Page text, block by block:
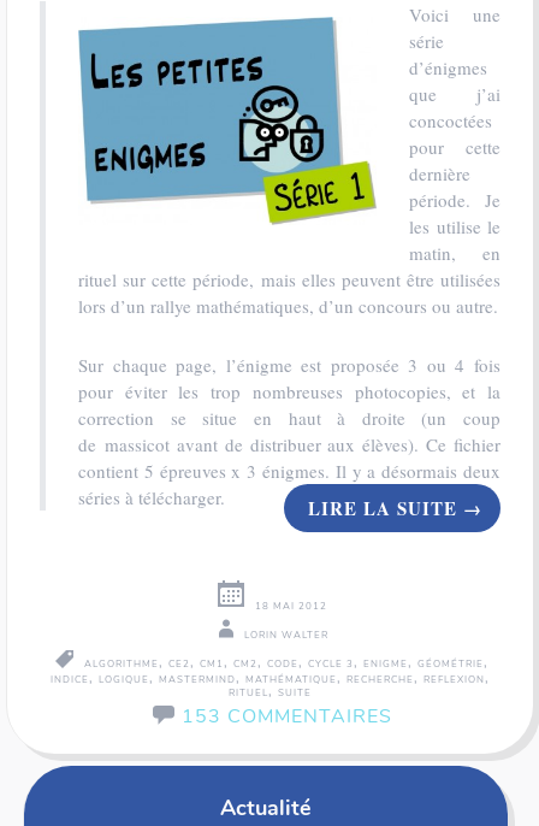
Voici une
série
d’énigmes
que j’ai
concoctées
pour cette
dernière
période. Je
les utilise le
matin, en
rituel sur cette période, mais elles peuvent être utilisées
lors d’un rallye mathématiques, d’un concours ou autre.
Sur chaque page, l’énigme est proposée 3 ou 4 fois
pour éviter les trop nombreuses photocopies, et la
correction se situe en haut à droite (un coup
de massicot avant de distribuer aux élèves). Ce fichier
contient 5 épreuves x 3 énigmes. Il y a désormais deux
séries à télécharger.
LIRE LA SUITE →
18 MAI 2012
LORIN WALTER
ALGORITHME , CE2 , CM1 , CM2 , CODE , CYCLE 3 , ENIGME , GÉOMÉTRIE ,
INDICE , LOGIQUE , MASTERMIND, MATHÉMATIQUE , RECHERCHE , REFLEXION ,
RITUEL, SUITE
153 COMMENTAIRES
Actualité